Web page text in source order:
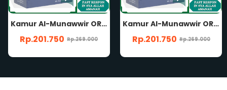
Kamur Al-Munawwir ORIGINAL Arab-Indonesia TERLENGKAP Qomus Al Munawwir Penerbit Pustaka Progresif
Rp.201.750 Rp.269.000
Kamur Al-Munawwir ORIGINAL Arab-Indonesia TERLENGKAP Qomus Al Munawwir Penerbit Pustaka Progresif
Rp.201.750 Rp.269.000